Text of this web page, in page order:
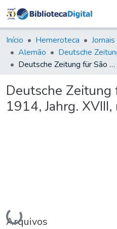
&
Tudo
Início Hemeroteca
Alemão
Deutsche
Deutsche Zeitung für São Paulo, 1914, Jahrg. XVIII, nr. 193
Deutsche Zeitung
1914, Jahrg.
Carregando...
Arquivos